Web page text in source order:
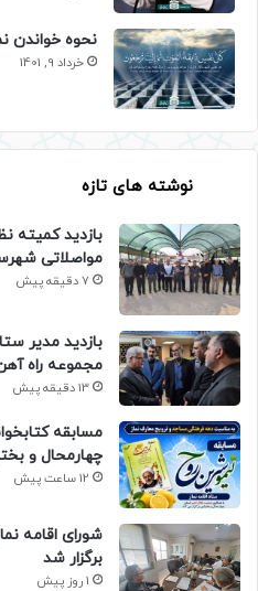
نحوه خواندن
خرداد 9, 1401
نوشته های تازه
بازدید کمیته
مواصلاتی
7 دقیقه پیش
بازدید مدیر
مجموعه راه
13 دقیقه پیش
مسابقه
چهارمحال و
12 ساعت پیش
شورای اقامه
برگزار شد
1 روز پیش